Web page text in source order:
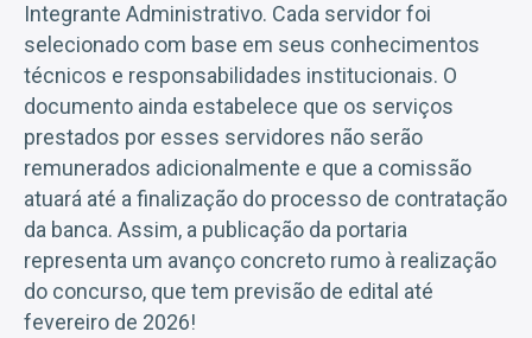
Integrante Administrativo. Cada servidor foi
selecionado com base em seus conhecimentos
técnicos e responsabilidades institucionais. O
documento ainda estabelece que os serviços
prestados por esses servidores não serão
remunerados adicionalmente e que a comissão
atuará até a finalização do processo de contratação
da banca. Assim, a publicação da portaria
representa um avanço concreto rumo à realização
do concurso, que tem previsão de edital até
fevereiro de 2026!